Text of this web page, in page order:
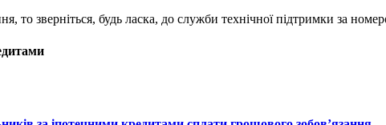
то зверніться, будь ласка, до служби технічної підтримки за